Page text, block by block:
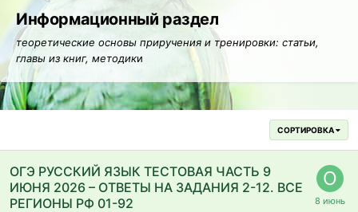
Информационный раздел
теоретические основы приручения и тренировки: статьи,
главы из книг, методики
СОРТИРОВКА
ОГЭ РУССКИЙ ЯЗЫК ТЕСТОВАЯ ЧАСТЬ 9
ИЮНЯ 2026 – ОТВЕТЫ НА ЗАДАНИЯ 2-12. ВСЕ
РЕГИОНЫ РФ 01-92